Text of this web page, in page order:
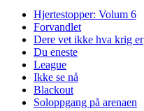
Hjertestopper: Volum 6
Forvandlet
Dere vet ikke hva krig er
Du eneste
League
Ikke se nå
Blackout
Soloppgang på arenaen